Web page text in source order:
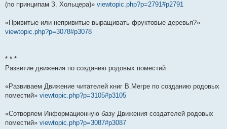
(по принципам З. Хольцера)» viewtopic.php?p=2791#p2791
«Привитые или непривитые выращивать фруктовые деревья?»
viewtopic.php?p=3078#p3078
* * *
Развитие движения по созданию родовых поместий
«Развиваем Движение читателей книг В.Мегре по созданию родовых
поместий» viewtopic.php?p=3105#p3105
«Сотворяем Информационную базу Движения создателей родовых
поместий» viewtopic.php?p=3087#p3087